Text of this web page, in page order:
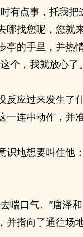
有点事，托我把
哪找您呢，您就
亭的手里，并热
个，我就放心了
反应过来发生了
一连串动作，并
识地想要叫住
喘口气。”唐泽
并指向了通往场